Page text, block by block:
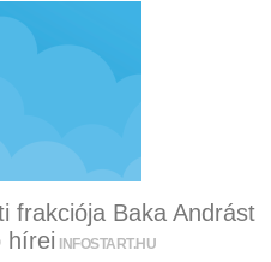
frakciója Baka Andrást
hírei INFOSTART.HU